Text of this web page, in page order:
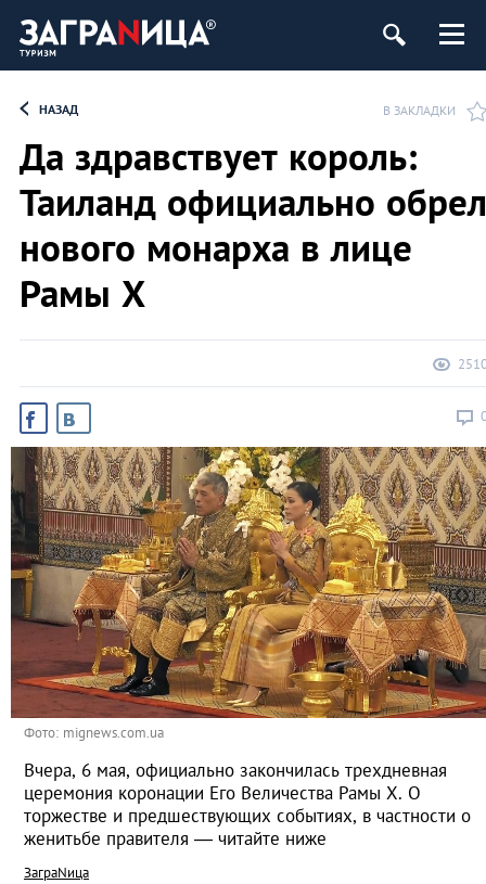
НАЗАД В ЗАКЛАДКИ
Да здравствует король:
Таиланд официально обрел
нового монарха в лице
Рамы Х
Фото: mignews.com.ua
Вчера, 6 мая, официально закончилась трехдневная
церемония коронации Его Величества Рамы Х. О
торжестве и предшествующих событиях, в частности о
женитьбе правителя — читайте ниже
ЗаграNица